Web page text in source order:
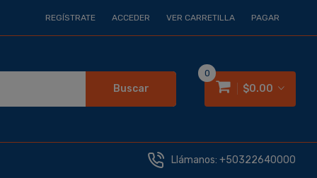
REGÍSTRATE ACCEDER VER CARRETILLA PAGAR
Buscar $0.00
0
Llámanos: +50322640000